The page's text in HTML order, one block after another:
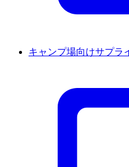
キャンプ場向けサプラ